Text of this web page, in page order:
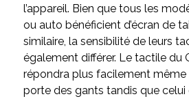
l’appareil. Bien que tous les
ou auto bénéficient d’écran de
similaire, la sensibilité de leurs
également différer. Le tactile du
répondra plus facilement
porte des gants tandis que celui